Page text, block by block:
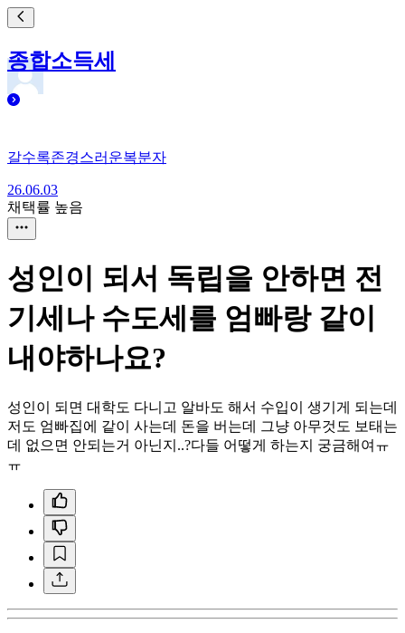
종합소득세
갈수록존경스러운복분자
26.06.03
채택률 높음
성인이 되서 독립을 안하면 전
기세나 수도세를 엄빠랑 같이
내야하나요?
성인이 되면 대학도 다니고 알바도 해서 수입이 생기게 되는데
저도 엄빠집에 같이 사는데 돈을 버는데 그냥 아무것도 보태는
데 없으면 안되는거 아닌지..?다들 어떻게 하는지 궁금해여ㅠ
ㅠ